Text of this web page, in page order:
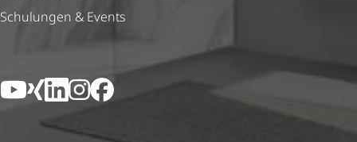
Schulungen & Events
YouTube
XingLinkedIn
Instagram
Facebook